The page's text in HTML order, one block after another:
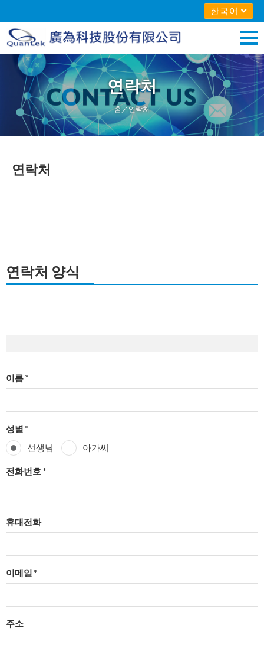
한국어
연락처
홈 ／연락처
연락처
연락처 양식
이름 *
성별 *
선생님
아가씨
전화번호 *
휴대전화
이메일 *
주소